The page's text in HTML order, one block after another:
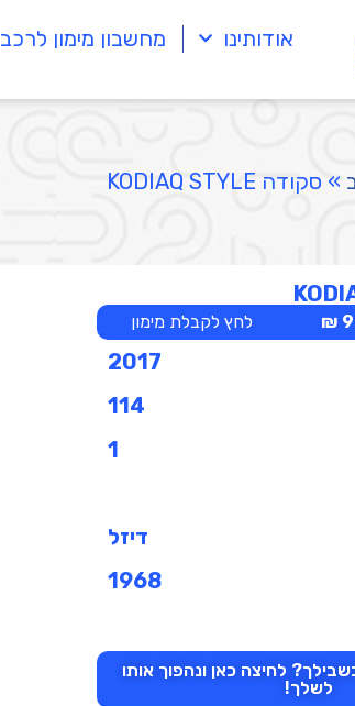
אודותינו מחשבון מימון לרכב
» סקודה KODIAQ STYLE
לחץ לקבלת מימון
2017
114
1
דיזל
1968
לחיצה כאן ונהפוך אותו
לשלך!